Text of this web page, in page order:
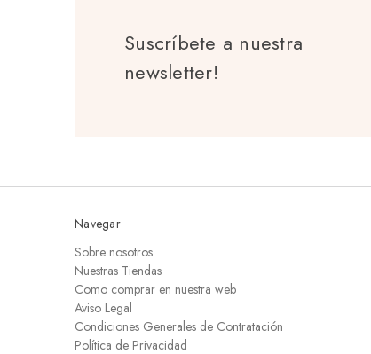
Suscríbete a nuestra
newsletter!
Navegar
Sobre nosotros
Nuestras Tiendas
Como comprar en nuestra web
Aviso Legal
Condiciones Generales de Contratación
Política de Privacidad